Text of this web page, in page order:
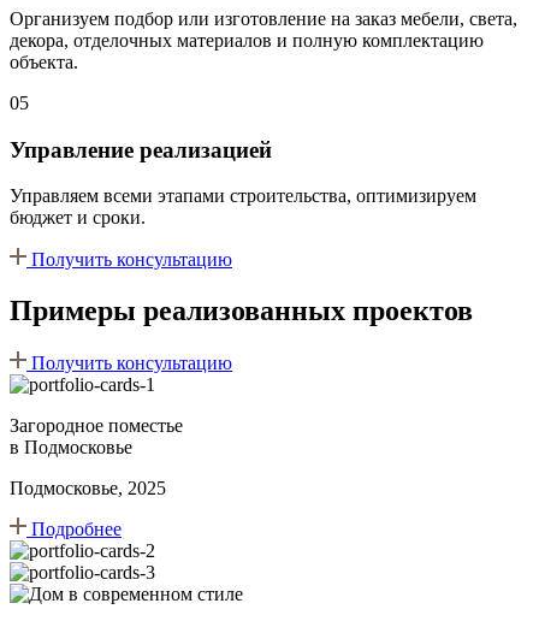
Организуем подбор или изготовление на заказ мебели, света,
декора, отделочных материалов и полную комплектацию
объекта.
05
Управление реализацией
Управляем всеми этапами строительства, оптимизируем
бюджет и сроки.
Получить консультацию
Примеры реализованных проектов
Получить консультацию
Загородное поместье
в Подмосковье
Подмосковье, 2025
Подробнее